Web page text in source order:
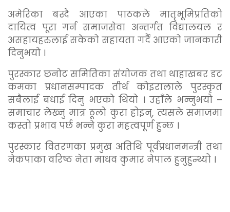
अमेरिका बस्दै आएका पाठकले मातृभूमिप्रतिको
दायित्व पूरा गर्न समाजसेवा अन्तर्गत विद्यालयल र
असहायहरुलाई सकेको सहायता गर्दै आएको जानकारी
दिनुभयो ।
पुरस्कार छनोट समितिका संयोजक तथा थाहाखबर डट
कमका प्रधानसम्पादक तीर्थ कोइरालाले पुरस्कृत
सबैलाई बधाई दिनु भएको थियो । उहाँले भन्नुभयो –
समाचार लेख्नु मात्र ठूलो कुरा होइन्, त्यसले समाजमा
कस्तो प्रभाव पर्छ भन्ने कुरा महत्वपूर्ण हुन्छ ।
पुरस्कार वितरणका प्रमुख अतिथि पूर्वप्रधानमन्त्री तथा
नेकपाका वरिष्ठ नेता माधव कुमार नेपाल हुनुहुन्थ्यो ।